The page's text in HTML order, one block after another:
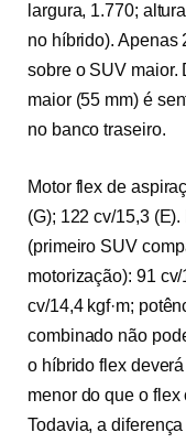
largura, 1.770;
no híbrido). Apenas
sobre o SUV maior.
maior (55 mm) é
no banco traseiro.
Motor flex de
(G); 122 cv/15,3
(primeiro SUV
motorização): 91
cv/14,4 kgf·m;
combinado não
o híbrido flex
menor do que o
Todavia, a